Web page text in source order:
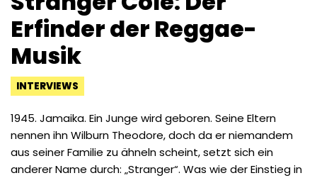
Erfinder der Reggae-
Musik
INTERVIEWS
1945. Jamaika. Ein Junge wird geboren. Seine Eltern
nennen ihn Wilburn Theodore, doch da er niemandem
aus seiner Familie zu ähneln scheint, setzt sich ein
anderer Name durch: „Stranger“. Was wie der Einstieg in